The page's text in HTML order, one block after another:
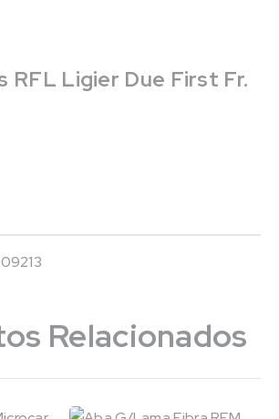
RFL Ligier Due First Fr.
Relacionados